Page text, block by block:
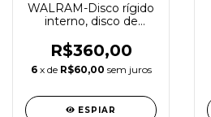
WALRAM-Disco rígido
interno, disco de
portátil, SSD SATA 3,
1TB
R$360,00
6 x de R$60,00 sem juros
ESPIAR